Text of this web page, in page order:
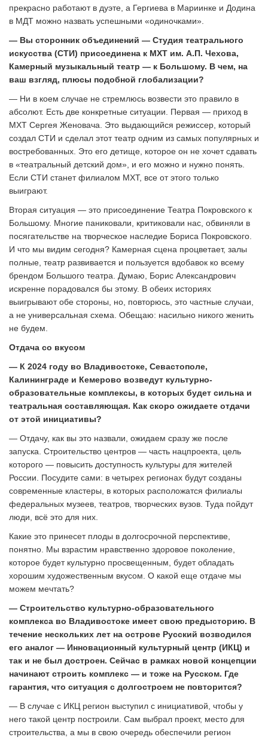
прекрасно работают в дуэте, а Гергиева в Мариинке и Додина
в МДТ можно назвать успешными «одиночками».
— Вы сторонник объединений — Студия театрального
искусства (СТИ) присоединена к МХТ им. А.П. Чехова,
Камерный музыкальный театр — к Большому. В чем, на
ваш взгляд, плюсы подобной глобализации?
— Ни в коем случае не стремлюсь возвести это правило в
абсолют. Есть две конкретные ситуации. Первая — приход в
МХТ Сергея Женовача. Это выдающийся режиссер, который
создал СТИ и сделал этот театр одним из самых популярных и
востребованных. Это его детище, которое он не хочет сдавать
в «театральный детский дом», и его можно и нужно понять.
Если СТИ станет филиалом МХТ, все от этого только
выиграют.
Вторая ситуация — это присоединение Театра Покровского к
Большому. Многие паниковали, критиковали нас, обвиняли в
посягательстве на творческое наследие Бориса Покровского.
И что мы видим сегодня? Камерная сцена процветает, залы
полные, театр развивается и пользуется вдобавок ко всему
брендом Большого театра. Думаю, Борис Александрович
искренне порадовался бы этому. В обеих историях
выигрывают обе стороны, но, повторюсь, это частные случаи,
а не универсальная схема. Обещаю: насильно никого женить
не будем.
Отдача со вкусом
— К 2024 году во Владивостоке, Севастополе,
Калининграде и Кемерово возведут культурно-
образовательные комплексы, в которых будет сильна и
театральная составляющая. Как скоро ожидаете отдачи
от этой инициативы?
— Отдачу, как вы это назвали, ожидаем сразу же после
запуска. Строительство центров — часть нацпроекта, цель
которого — повысить доступность культуры для жителей
России. Посудите сами: в четырех регионах будут созданы
современные кластеры, в которых расположатся филиалы
федеральных музеев, театров, творческих вузов. Туда пойдут
люди, всё это для них.
Какие это принесет плоды в долгосрочной перспективе,
понятно. Мы взрастим нравственно здоровое поколение,
которое будет культурно просвещенным, будет обладать
хорошим художественным вкусом. О какой еще отдаче мы
можем мечтать?
— Строительство культурно-образовательного
комплекса во Владивостоке имеет свою предысторию. В
течение нескольких лет на острове Русский возводился
его аналог — Инновационный культурный центр (ИКЦ) и
так и не был достроен. Сейчас в рамках новой концепции
начинают строить комплекс — и тоже на Русском. Где
гарантия, что ситуация с долгостроем не повторится?
— В случае с ИКЦ регион выступил с инициативой, чтобы у
него такой центр построили. Сам выбрал проект, место для
строительства, а мы в свою очередь обеспечили регион